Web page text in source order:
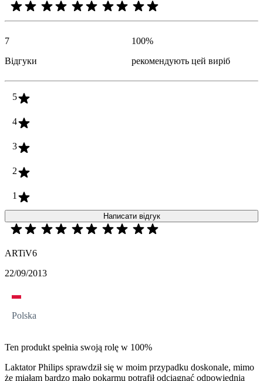
7
Відгуки
100%
рекомендують цей виріб
5
4
3
2
1
Написати відгук
ARTiV6
22/09/2013
Polska
Ten produkt spełnia swoją rolę w 100%
Laktator Philips sprawdził się w moim przypadku doskonale, mimo
że miałam bardzo mało pokarmu potrafił odciągnąć odpowiednią